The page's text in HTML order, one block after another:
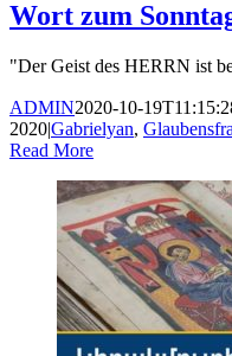
Wort zum
"Der Geist des HERRN ist
ADMIN2020-10-
2020|Gabrielyan,
Read More